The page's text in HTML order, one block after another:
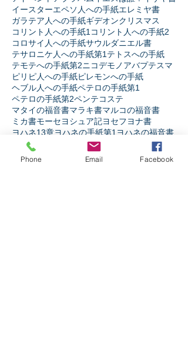
イースターエペソ人への手紙エレミヤ書
ガラテア人への手紙ギデオンクリスマス
コリント人への手紙1 コリント人への手紙2
コロサイ人への手紙サウルダニエル書
テサロニケ人への手紙第1 テトスへの手紙
テモテへの手紙第2ニコデモ ノアバプテスマ
ピリピ人への手紙ピレモンへの手紙
ヘブル人への手紙ペテロの手紙第1
ペテロの手紙第2ペンテコステ
マタイの福音書マラキ書マルコの福音書
ミカ書モーセヨシュア記ヨセフヨナ書
ヨハネ13章ヨハネの手紙第1 ヨハネの福音書
ヨハネの黙示録
ヨブ記リバイバル
ルカの福音書
レビ記
ローマ人への手紙
Phone Email Facebook